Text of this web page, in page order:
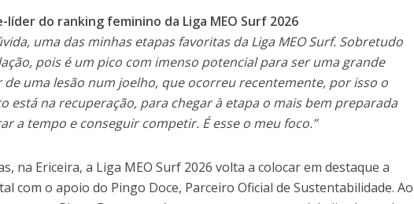
líder do ranking feminino da Liga MEO Surf 2026
uma das minhas etapas favoritas da Liga MEO Surf. Sobretudo
pois é um pico com imenso potencial para ser uma grande
de uma lesão num joelho, que ocorreu recentemente, por isso o
está na recuperação, para chegar à etapa o mais bem preparada
a tempo e conseguir competir. É esse o meu foco.”
na Ericeira, a Liga MEO Surf 2026 volta a colocar em destaque a
com o apoio do Pingo Doce, Parceiro Oficial de Sustentabilidade. Ao